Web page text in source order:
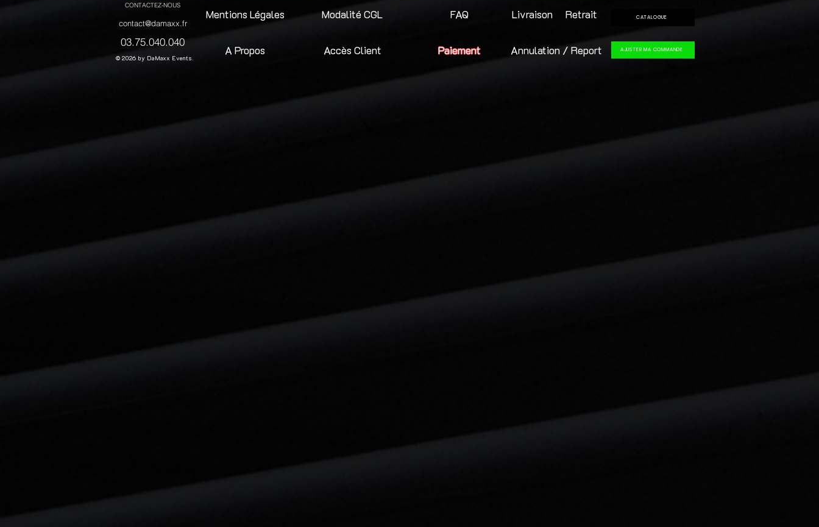
CONTACTEZ-NOUS
contact@damaxx.fr
Mentions Légales Modalité CGL FAQ Livraison Retrait CATALOGUE
03.75.040.040
A Propos
© 2026 by DaMaxx Events.
Accès Client Paiement Annulation / Report AJUSTER MA COMMANDE